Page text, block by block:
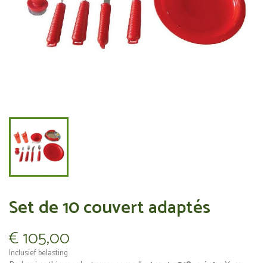
Set de 10 couvert adaptés
€ 105,00
Inclusief belasting